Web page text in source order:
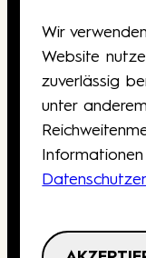
Wir
Website
zuverlässig
unter